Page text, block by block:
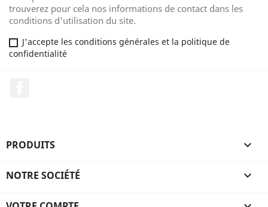
trouverez pour cela nos informations de contact dans les
conditions d'utilisation du site.
J'accepte les conditions générales et la politique de
confidentialité
PRODUITS 
NOTRE SOCIÉTÉ 